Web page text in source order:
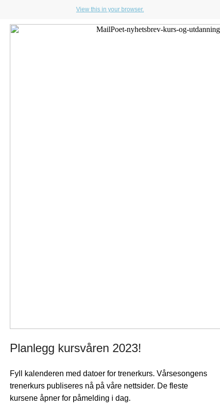
View this in your browser.
Planlegg kursvåren 2023!
Fyll kalenderen med datoer for trenerkurs. Vårsesongens
trenerkurs publiseres nå på våre nettsider. De fleste
kursene åpner for påmelding i dag.